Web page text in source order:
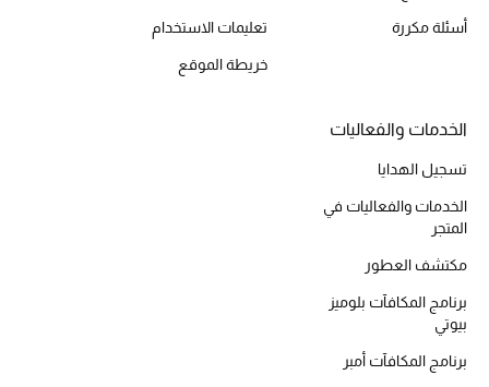
أحذية مختارة
الجديد في عالم الجمال
أسئلة مكررة تعليمات الاستخدام
خريطة الموقع
الخدمات والفعاليات
تسجيل الهدايا
الخدمات والفعاليات في
المتجر
مكتشف العطور
برنامج المكافآت بلوميز
بيوتي
برنامج المكافآت أمبر